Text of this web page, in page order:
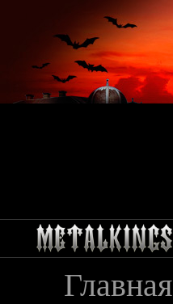
Главная